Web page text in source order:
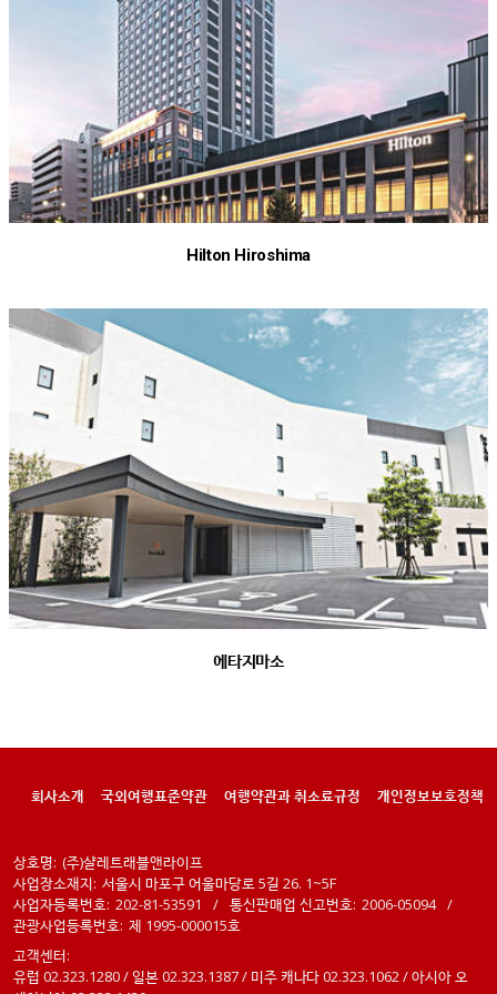
Hilton Hiroshima
에타지마소
회사소개 국외여행표준약관 여행약관과 취소료규정 개인정보보호정책
상호명: (주)샬레트래블앤라이프
사업장소재지: 서울시 마포구 어울마당로 5길 26. 1~5F
사업자등록번호: 202-81-53591 / 통신판매업 신고번호: 2006-05094 /
관광사업등록번호: 제 1995-000015호
고객센터:
유럽 02.323.1280 / 일본 02.323.1387 / 미주 캐나다 02.323.1062 / 아시아 오